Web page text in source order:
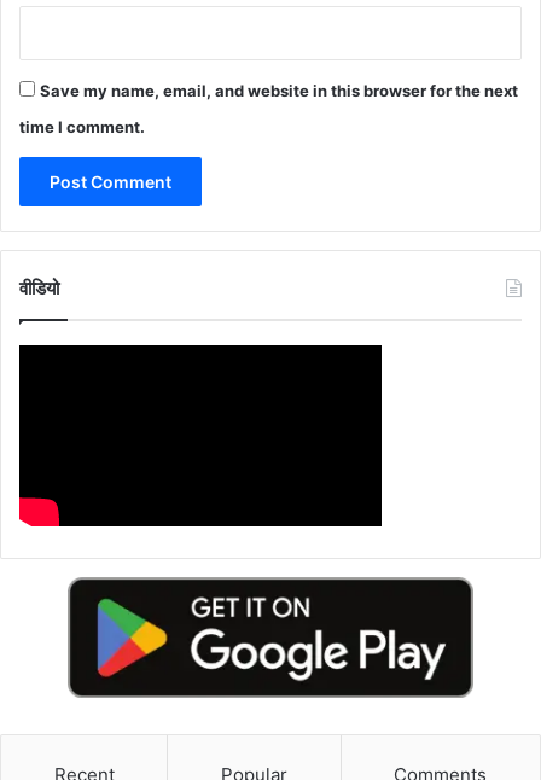
Save my name, email, and website in this browser for the next
time I comment.
वीडियो
Recent Popular Comments